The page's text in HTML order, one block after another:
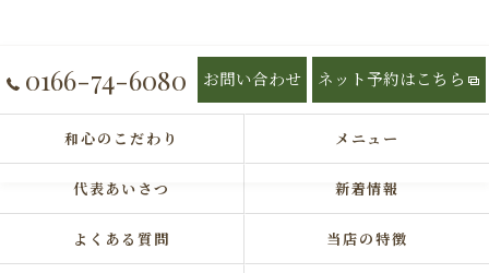
0166-74-6080 お問い合わせ ネット予約はこちら
和心のこだわり メニュー
代表あいさつ 新着情報
よくある質問 当店の特徴